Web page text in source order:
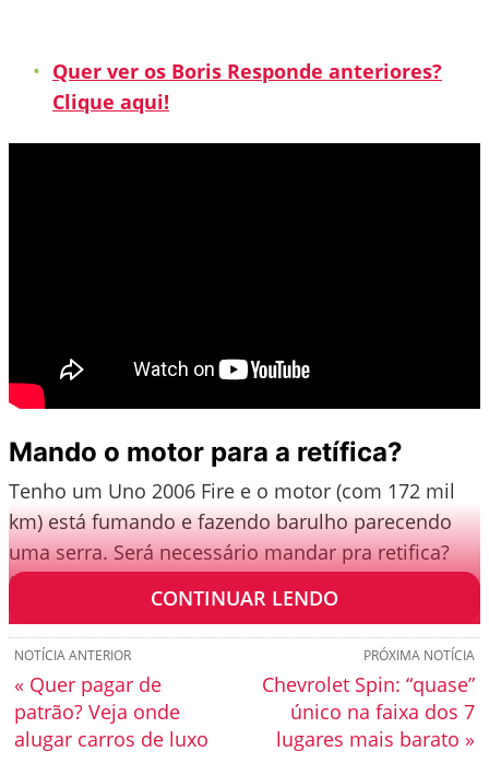
Quer ver os Boris Responde anteriores?
Clique aqui!
Mando o motor para a retífica?
Tenho um Uno 2006 Fire e o motor (com 172 mil
km) está fumando e fazendo barulho parecendo
uma serra. Será necessário mandar pra retifica?
(Fábio de Melo)
CONTINUAR LENDO
PRÓXIMA NOTÍCIA
Chevrolet Spin: “quase”
único na faixa dos 7
lugares mais barato »
NOTÍCIA ANTERIOR
« Quer pagar de
patrão? Veja onde
alugar carros de luxo